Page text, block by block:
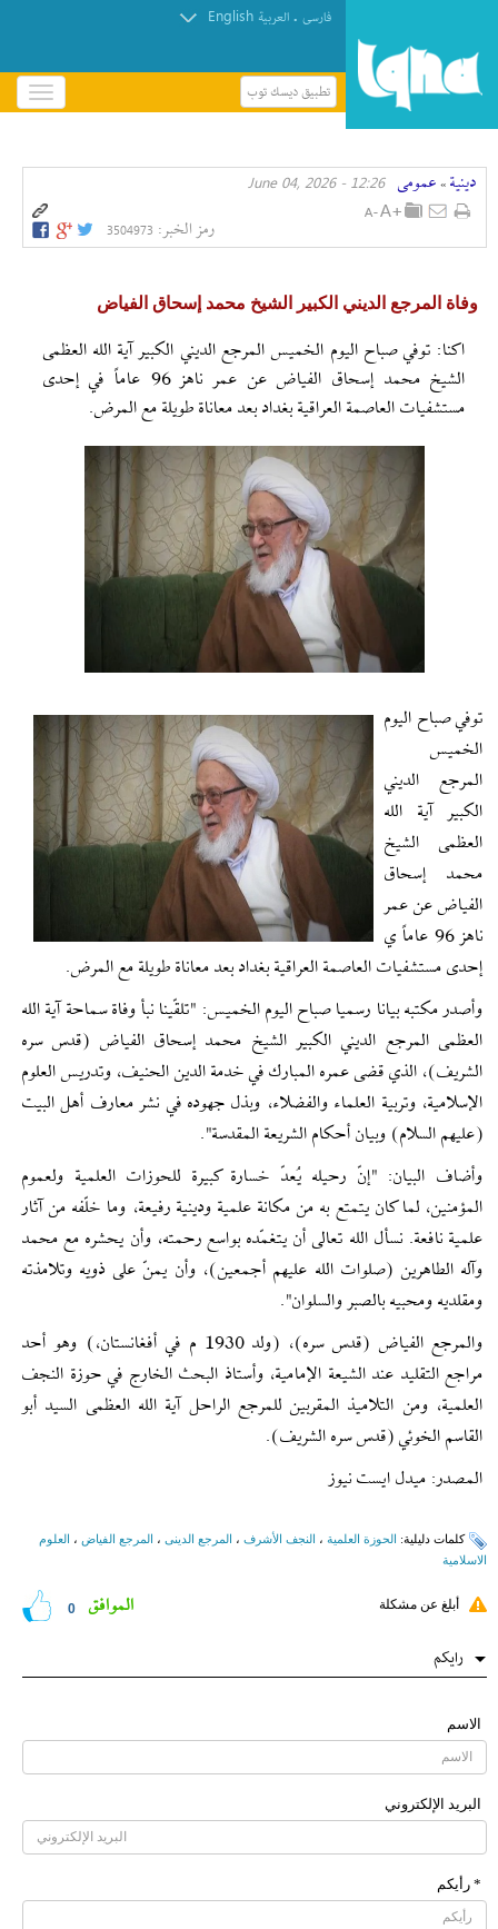
فارسی . العربیة English
تطبيق ديسك توب
باز
و
کردن
دينية » عمومی 12:26 - June 04, 2026
رمز الخبر: 3504973
وفاة المرجع الديني الكبير الشيخ محمد إسحاق الفياض
اکنا: توفي صباح اليوم الخميس المرجع الديني الكبير آية الله العظمى
الشيخ محمد إسحاق الفياض عن عمر ناهز 96 عاماً في إحدى
مستشفيات العاصمة العراقية بغداد بعد معاناة طويلة مع المرض.
توفي صباح اليوم
الخميس
المرجع الديني
الكبير آية الله
العظمى الشيخ
محمد إسحاق
الفياض عن عمر
ناهز 96 عاماً ي
إحدى مستشفيات العاصمة العراقية بغداد بعد معاناة طويلة مع المرض.
وأصدر مكتبه بيانا رسميا صباح اليوم الخميس: "تلقّينا نبأ وفاة سماحة آية الله
العظمى المرجع الديني الكبير الشيخ محمد إسحاق الفياض (قدس سره
الشريف)، الذي قضى عمره المبارك في خدمة الدين الحنيف، وتدريس العلوم
الإسلامية، وتربية العلماء والفضلاء، وبذل جهوده في نشر معارف أهل البيت
(عليهم السلام) وبيان أحكام الشريعة المقدسة".
وأضاف البيان: "إنّ رحيله يُعدّ خسارة كبيرة للحوزات العلمية ولعموم
المؤمنين، لما كان يتمتع به من مكانة علمية ودينية رفيعة، وما خلّفه من آثار
علمية نافعة. نسأل الله تعالى أن يتغمّده بواسع رحمته، وأن يحشره مع محمد
وآله الطاهرين (صلوات الله عليهم أجمعين)، وأن يمنّ على ذويه وتلامذته
ومقلديه ومحبيه بالصبر والسلوان".
والمرجع الفياض (قدس سره)، (ولد 1930 م في أفغانستان،) وهو أحد
مراجع التقليد عند الشيعة الإمامية، وأستاذ البحث الخارج في حوزة النجف
العلمية، ومن التلاميذ المقربين للمرجع الراحل آیة الله العظمى السيد أبو
القاسم الخوئي (قدس سره الشريف).
المصدر: ميدل ايست نیوز
کلمات دلیلیة: الحوزة العلمیة ، النجف الأشرف ، المرجع الدینی ، المرجع الفیاض ،
العلوم
الاسلامیة
أبلغ عن مشكلة 0 الموافق
رایکم
الاسم
البرید الإلکتروني
* رأیکم